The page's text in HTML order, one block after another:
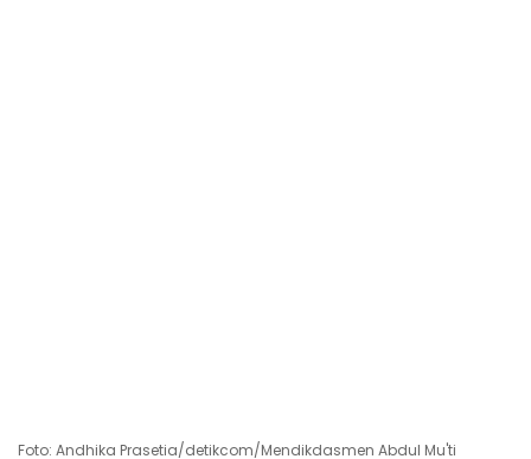
Foto: Andhika Prasetia/detikcom/Mendikdasmen Abdul Mu'ti